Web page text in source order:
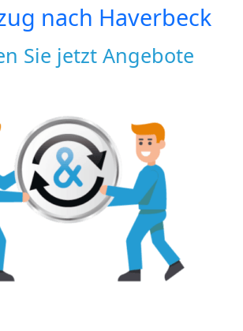
nach Haverbeck
Sie jetzt Angebote